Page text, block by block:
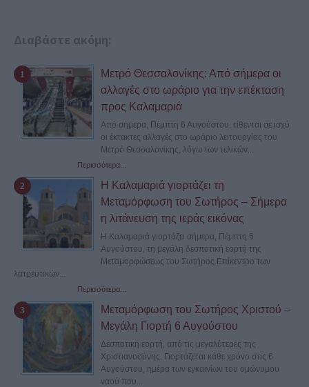
Διαβάστε ακόμη:
Μετρό Θεσσαλονίκης: Από σήμερα οι
αλλαγές στο ωράριο για την επέκταση
προς Καλαμαριά
Από σήμερα, Πέμπτη 6 Αυγούστου, τίθενται σε ισχύ
οι έκτακτες αλλαγές στο ωράριο λειτουργίας του
Μετρό Θεσσαλονίκης, λόγω των τελικών...
Περισσότερα...
Η Καλαμαριά γιορτάζει τη
Μεταμόρφωση του Σωτήρος – Σήμερα
η λιτάνευση της ιεράς εικόνας
Η Καλαμαριά γιορτάζει σήμερα, Πέμπτη 6
Αυγούστου, τη μεγάλη δεσποτική εορτή της
Μεταμορφώσεως του Σωτήρος.Επίκεντρο των
λατρευτικών...
Περισσότερα...
Μεταμόρφωση του Σωτήρος Χριστού –
Μεγάλη Γιορτή 6 Αυγούστου
Δεσποτική εορτή, από τις μεγαλύτερες της
Χριστιανοσύνης. Γιορτάζεται κάθε χρόνο στις 6
Αυγούστου, ημέρα των εγκαινίων του ομώνυμου
ναού που...